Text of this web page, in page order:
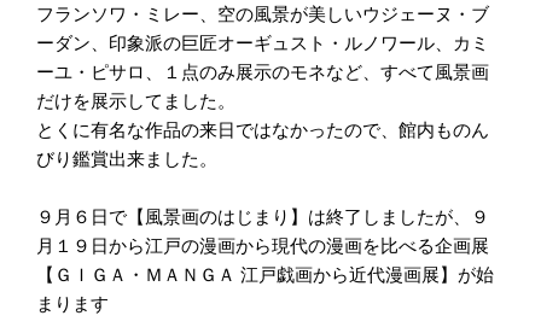
フランソワ・ミレー、空の風景が美しいウジェーヌ・ブ
ーダン、印象派の巨匠オーギュスト・ルノワール、カミ
ーユ・ピサロ、１点のみ展示のモネなど、すべて風景画
だけを展示してました。
とくに有名な作品の来日ではなかったので、館内ものん
びり鑑賞出来ました。
９月６日で【風景画のはじまり】は終了しましたが、９
月１９日から江戸の漫画から現代の漫画を比べる企画展
【ＧＩＧＡ・ＭＡＮＧＡ 江戸戯画から近代漫画展】が始
まります